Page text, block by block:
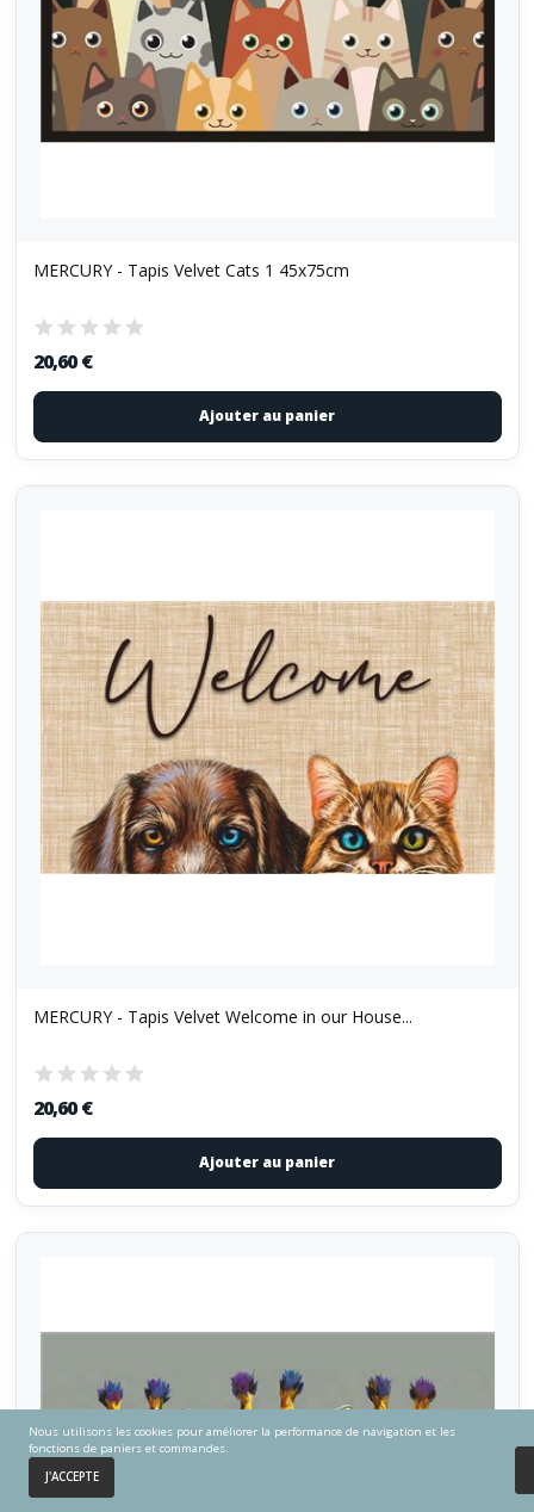
Accueil
MERCURY - Tapis Velvet Cats 1 45x75cm
20,60 €
Ajouter au panier
MERCURY - Tapis Velvet Welcome in our House...
20,60 €
Ajouter au panier
Nous utilisons les cookies pour améliorer la performance de navigation et les
fonctions de paniers et commandes.
J'ACCEPTE